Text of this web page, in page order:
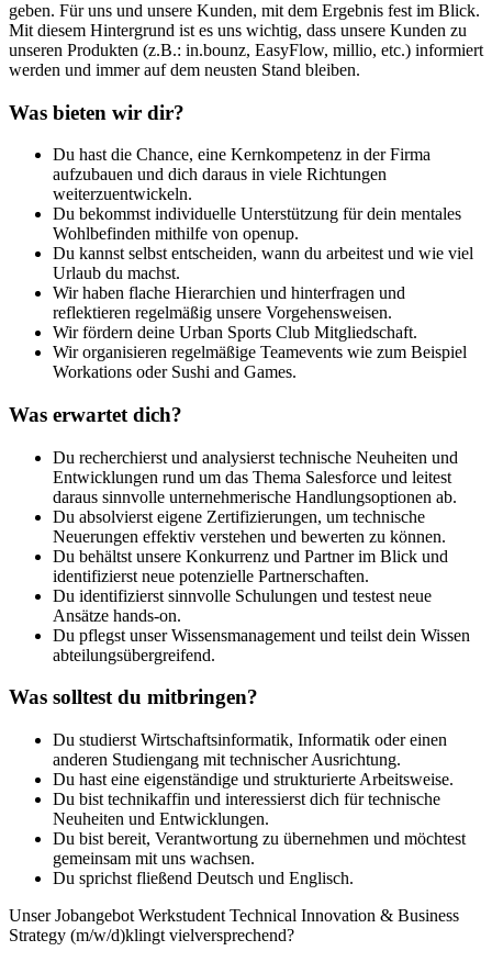
geben. Für uns und unsere Kunden, mit dem Ergebnis fest im Blick.
Mit diesem Hintergrund ist es uns wichtig, dass unsere Kunden zu
unseren Produkten (z.B.: in.bounz, EasyFlow, millio, etc.) informiert
werden und immer auf dem neusten Stand bleiben.
Was bieten wir dir?
Du hast die Chance, eine Kernkompetenz in der Firma
aufzubauen und dich daraus in viele Richtungen
weiterzuentwickeln.
Du bekommst individuelle Unterstützung für dein mentales
Wohlbefinden mithilfe von openup.
Du kannst selbst entscheiden, wann du arbeitest und wie viel
Urlaub du machst.
Wir haben flache Hierarchien und hinterfragen und
reflektieren regelmäßig unsere Vorgehensweisen.
Wir fördern deine Urban Sports Club Mitgliedschaft.
Wir organisieren regelmäßige Teamevents wie zum Beispiel
Workations oder Sushi and Games.
Was erwartet dich?
Du recherchierst und analysierst technische Neuheiten und
Entwicklungen rund um das Thema Salesforce und leitest
daraus sinnvolle unternehmerische Handlungsoptionen ab.
Du absolvierst eigene Zertifizierungen, um technische
Neuerungen effektiv verstehen und bewerten zu können.
Du behältst unsere Konkurrenz und Partner im Blick und
identifizierst neue potenzielle Partnerschaften.
Du identifizierst sinnvolle Schulungen und testest neue
Ansätze hands-on.
Du pflegst unser Wissensmanagement und teilst dein Wissen
abteilungsübergreifend.
Was solltest du mitbringen?
Du studierst Wirtschaftsinformatik, Informatik oder einen
anderen Studiengang mit technischer Ausrichtung.
Du hast eine eigenständige und strukturierte Arbeitsweise.
Du bist technikaffin und interessierst dich für technische
Neuheiten und Entwicklungen.
Du bist bereit, Verantwortung zu übernehmen und möchtest
gemeinsam mit uns wachsen.
Du sprichst fließend Deutsch und Englisch.
Unser Jobangebot Werkstudent Technical Innovation & Business
Strategy (m/w/d)klingt vielversprechend?